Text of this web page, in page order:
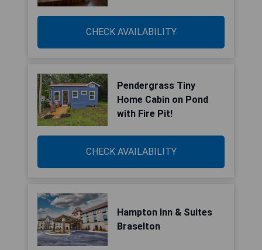
CHECK AVAILABILITY
Pendergrass Tiny
Home Cabin on Pond
with Fire Pit!
CHECK AVAILABILITY
Hampton Inn & Suites
Braselton